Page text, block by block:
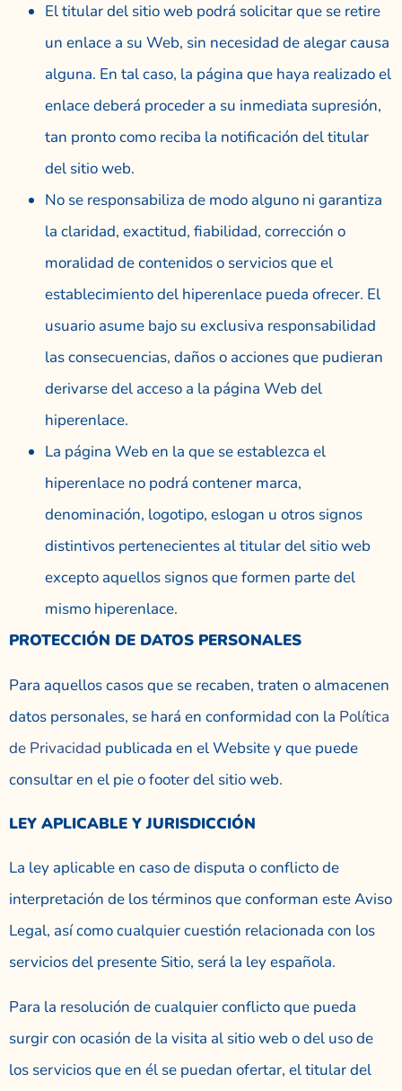
El titular del sitio web podrá solicitar que se retire
un enlace a su Web, sin necesidad de alegar causa
alguna. En tal caso, la página que haya realizado el
enlace deberá proceder a su inmediata supresión,
tan pronto como reciba la notificación del titular
del sitio web.
No se responsabiliza de modo alguno ni garantiza
la claridad, exactitud, fiabilidad, corrección o
moralidad de contenidos o servicios que el
establecimiento del hiperenlace pueda ofrecer. El
usuario asume bajo su exclusiva responsabilidad
las consecuencias, daños o acciones que pudieran
derivarse del acceso a la página Web del
hiperenlace.
La página Web en la que se establezca el
hiperenlace no podrá contener marca,
denominación, logotipo, eslogan u otros signos
distintivos pertenecientes al titular del sitio web
excepto aquellos signos que formen parte del
mismo hiperenlace.
PROTECCIÓN DE DATOS PERSONALES
Para aquellos casos que se recaben, traten o almacenen
datos personales, se hará en conformidad con la Política
de Privacidad publicada en el Website y que puede
consultar en el pie o footer del sitio web.
LEY APLICABLE Y JURISDICCIÓN
La ley aplicable en caso de disputa o conflicto de
interpretación de los términos que conforman este Aviso
Legal, así como cualquier cuestión relacionada con los
servicios del presente Sitio, será la ley española.
Para la resolución de cualquier conflicto que pueda
surgir con ocasión de la visita al sitio web o del uso de
los servicios que en él se puedan ofertar, el titular del